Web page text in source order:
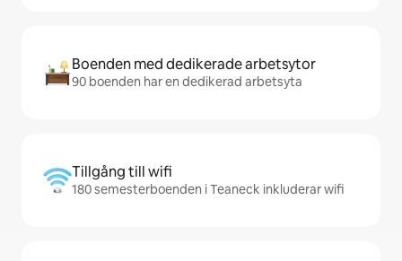
Boenden med dedikerade arbetsytor
90 boenden har en dedikerad arbetsyta
Tillgång till wifi
180 semesterboenden i Teaneck inkluderar wifi